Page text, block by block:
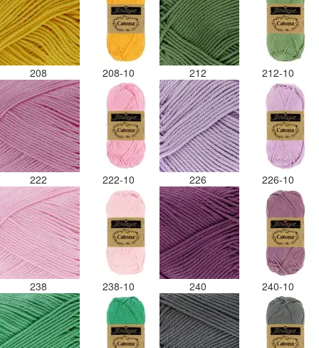
208 208-10 212 212-10
222 222-10 226 226-10
238 238-10 240 240-10